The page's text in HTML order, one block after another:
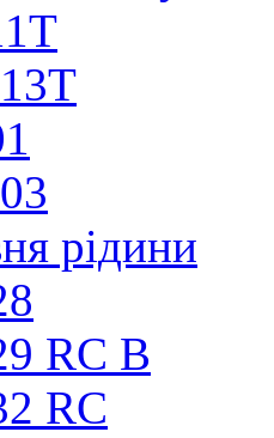
рідини
RC B
RC